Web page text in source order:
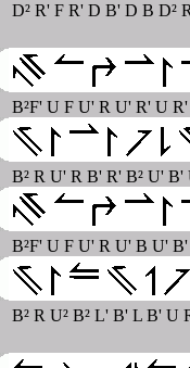
D² R' F R' D B' D B D²
B²F' U F U' R U' R' U R'
B² R U' R B' R' B² U' B'
B²F' U F U' R U' B U'
B² R U² B² L' B' L B' U